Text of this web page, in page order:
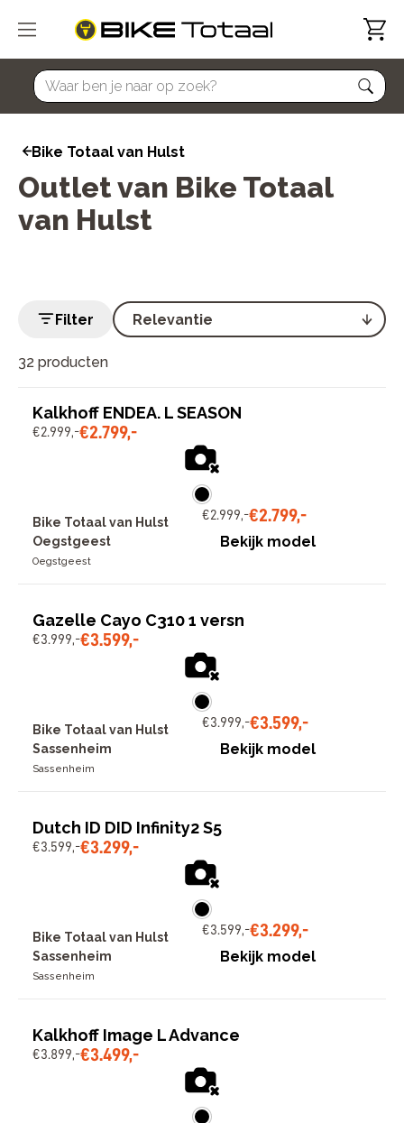
home
Bike Totaal van Hulst
Outlet van Bike Totaal
van Hulst
32 producten
Filter
Kalkhoff ENDEA. L SEASON
€2.999,-€2.799,-
Bike Totaal van Hulst
Oegstgeest
Oegstgeest
€2.999,-€2.799,-
Bekijk model
Gazelle Cayo C310 1 versn
€3.999,-€3.599,-
Bike Totaal van Hulst
Sassenheim
Sassenheim
€3.999,-€3.599,-
Bekijk model
Dutch ID DID Infinity2 S5
€3.599,-€3.299,-
Bike Totaal van Hulst
Sassenheim
Sassenheim
€3.599,-€3.299,-
Bekijk model
Kalkhoff Image L Advance
€3.899,-€3.499,-